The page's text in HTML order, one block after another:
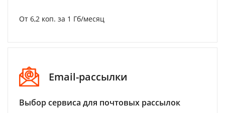
От 6,2 коп. за 1 Гб/месяц
Email-рассылки
Выбор сервиса для почтовых рассылок